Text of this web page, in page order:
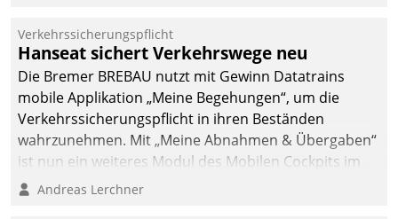
Verkehrssicherungspflicht
Hanseat sichert Verkehrswege neu
Die Bremer BREBAU nutzt mit Gewinn Datatrains
mobile Applikation „Meine Begehungen“, um die
Verkehrssicherungspflicht in ihren Beständen
wahrzunehmen. Mit „Meine Abnahmen & Übergaben“
ist nun ein weiteres Modul des Mobilen Cockpits im
Einsatz.
Andreas Lerchner